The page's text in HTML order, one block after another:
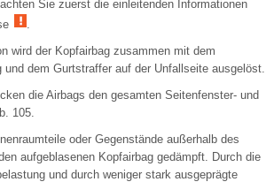
Sie zuerst die einleitenden Informationen
.
wird der Kopfairbag zusammen mit dem
und dem Gurtstraffer auf der Unfallseite ausgelöst.
die Airbags den gesamten Seitenfenster- und
105.
oder Gegenstände außerhalb des
aufgeblasenen Kopfairbag gedämpft. Durch die
und durch weniger stark ausgeprägte